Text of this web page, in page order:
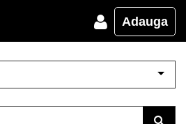
Adauga